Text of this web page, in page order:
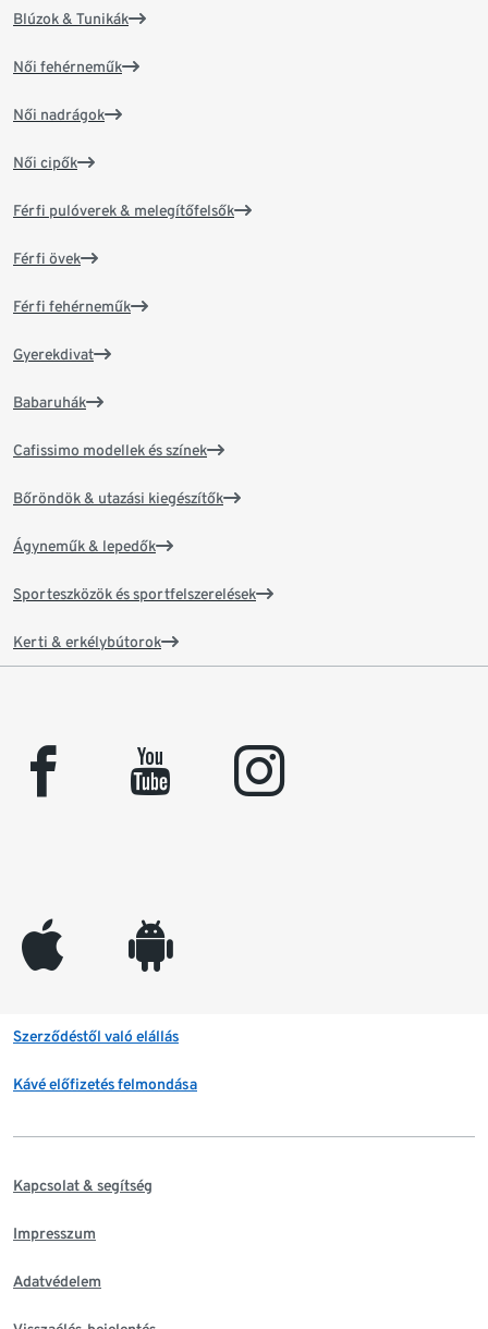
Blúzok & Tunikák
Női fehérneműk
Női nadrágok
Női cipők
Férfi pulóverek & melegítőfelsők
Férfi övek
Férfi fehérneműk
Gyerekdivat
Babaruhák
Cafissimo modellek és színek
Bőröndök & utazási kiegészítők
Ágyneműk & lepedők
Sporteszközök és sportfelszerelések
Kerti & erkélybútorok
facebook youtube instagram
appleinc android
Szerződéstől való elállás
Kávé előfizetés felmondása
Kapcsolat & segítség
Impresszum
Adatvédelem